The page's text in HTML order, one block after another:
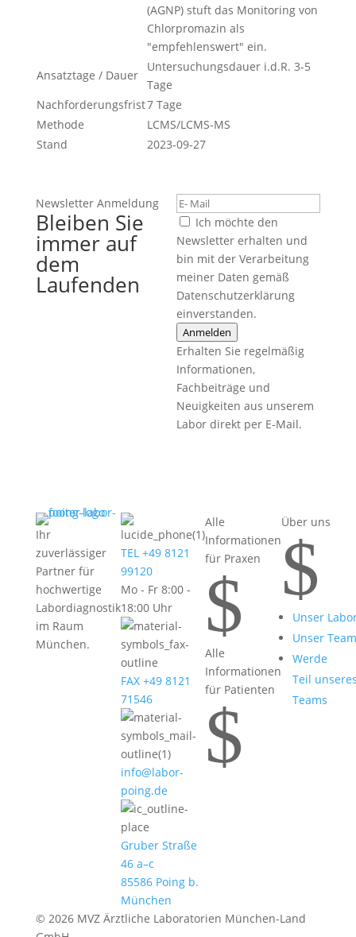
(AGNP) stuft das Monitoring von
Chlorpromazin als
"empfehlenswert" ein.
Ansatztage / Dauer
Untersuchungsdauer i.d.R. 3-5
Tage
Nachforderungsfrist7 Tage
Methode
LCMS/LCMS-MS
Stand
2023-09-27
Newsletter Anmeldung
Bleiben Sie
immer auf
dem
Laufenden
Ich möchte den
Newsletter erhalten und
bin mit der Verarbeitung
meiner Daten gemäß
Datenschutzerklärung
einverstanden.
Anmelden
Erhalten Sie regelmäßig
Informationen,
Fachbeiträge und
Neuigkeiten aus unserem
Labor direkt per E-Mail.
Ihr
zuverlässiger
Partner für
hochwertige
Labordiagnostik
im Raum
München.
TEL +49 8121
99120
Mo - Fr 8:00 -
18:00 Uhr
FAX +49 8121
71546
info@labor-
poing.de
Gruber Straße
46 a–c
85586 Poing b.
München
Alle
Informationen
für Praxen
$
Alle
Informationen
für Patienten
$
Über uns
$
Unser
Unser Team
Werde
Teil
Teams
© 2026 MVZ Ärztliche Laboratorien München-Land